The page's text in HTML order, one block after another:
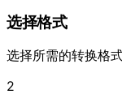
选择格式
选择所需的转换格
2